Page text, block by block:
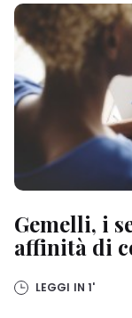
Gemelli, i
affinità di
LEGGI IN 1'